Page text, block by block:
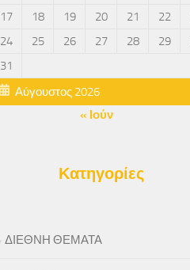
Αύγουστος 2026
17
18 19 20 21 22
24
25 26 27 28 29
31
« Ιούν
Κατηγορίες
ΔΙΕΘΝΗ ΘΕΜΑΤΑ